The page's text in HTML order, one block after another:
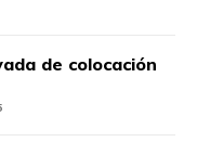
de colocación